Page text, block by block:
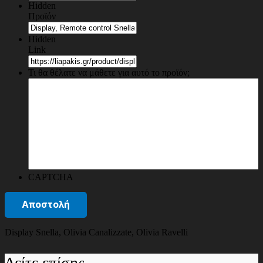
Hidden
Προϊόν
Hidden
Link
Τι θα θέλατε να μάθετε για αυτό το προϊόν;
CAPTCHA
Display Snella, Olivia Canalizzate, Olivia Ravelli